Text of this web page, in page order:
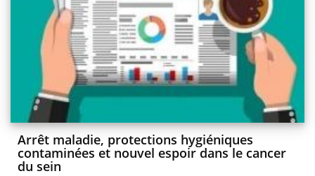
Arrêt maladie, protections hygiéniques
contaminées et nouvel espoir dans le cancer
du sein